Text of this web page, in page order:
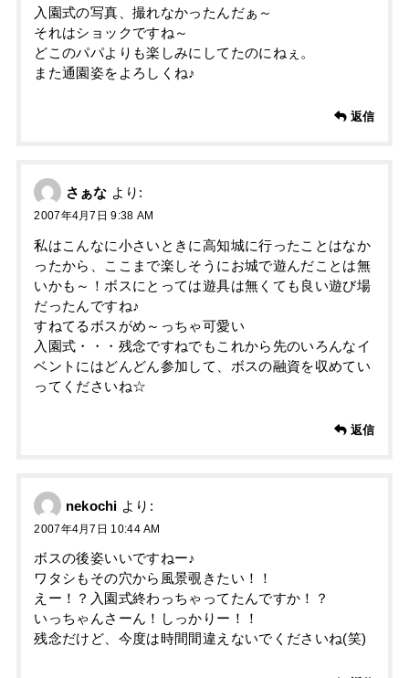
入園式の写真、撮れなかったんだぁ～
それはショックですね～
どこのパパよりも楽しみにしてたのにねぇ。
また通園姿をよろしくね♪
返信
さぁな より:
2007年4月7日 9:38 AM
私はこんなに小さいときに高知城に行ったことはなか
ったから、ここまで楽しそうにお城で遊んだことは無
いかも～！ボスにとっては遊具は無くても良い遊び場
だったんですね♪
すねてるボスがめ～っちゃ可愛い
入園式・・・残念ですねでもこれから先のいろんなイ
ベントにはどんどん参加して、ボスの融資を収めてい
ってくださいね☆
返信
nekochi より:
2007年4月7日 10:44 AM
ボスの後姿いいですねー♪
ワタシもその穴から風景覗きたい！！
えー！？入園式終わっちゃってたんですか！？
いっちゃんさーん！しっかりー！！
残念だけど、今度は時間間違えないでくださいね(笑)